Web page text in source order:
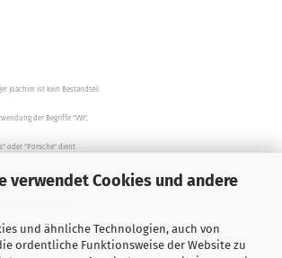
verwendet Cookies und andere
und ähnliche Technologien, auch von
ordentliche Funktionsweise der Website zu
Joachim ist kein Bestandteil
der Begriffe "VW",
oder "Porsche" dient
in keinem Fall eine direkte
"Volkswagen" her/da.
und Angaben zur